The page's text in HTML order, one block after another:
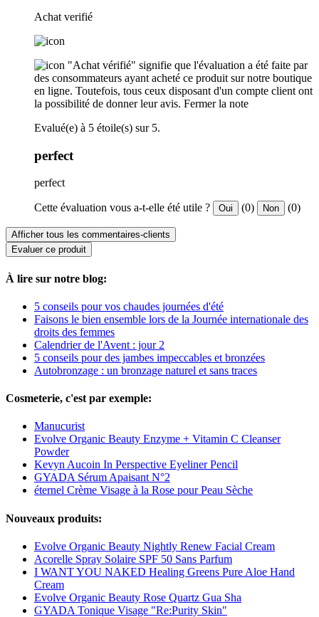
Achat verifié
"Achat vérifié" signifie que l'évaluation a été faite par
des consommateurs ayant acheté ce produit sur notre boutique
en ligne. Toutefois, tous ceux disposant d'un compte client ont
la possibilité de donner leur avis. Fermer la note
Evalué(e) à 5 étoile(s) sur 5.
perfect
perfect
Cette évaluation vous a-t-elle été utile ? Oui (0) Non (0)
Afficher tous les commentaires-clients
Evaluer ce produit
À lire sur notre blog:
5 conseils pour vos chaudes journées d'été
Faisons le bien ensemble lors de la Journée internationale des
droits des femmes
Calendrier de l'Avent : jour 2
5 conseils pour des jambes impeccables et bronzées
Autobronzage : un bronzage naturel et sans traces
Cosmeterie, c'est par exemple:
Manucurist
Evolve Organic Beauty Enzyme + Vitamin C Cleanser
Powder
Kevyn Aucoin In Perspective Eyeliner Pencil
GYADA Sérum Apaisant N°2
éternel Crème Visage à la Rose pour Peau Sèche
Nouveaux produits:
Evolve Organic Beauty Nightly Renew Facial Cream
Acorelle Spray Solaire SPF 50 Sans Parfum
I WANT YOU NAKED Healing Greens Pure Aloe Hand
Cream
Evolve Organic Beauty Rose Quartz Gua Sha
GYADA Tonique Visage "Re:Purity Skin"